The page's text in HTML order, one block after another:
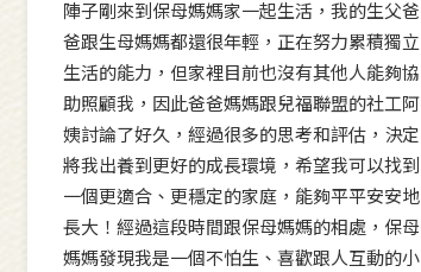
陣子剛來到保母媽媽家一起生活，我的生父爸
爸跟生母媽媽都還很年輕，正在努力累積獨立
生活的能力，但家裡目前也沒有其他人能夠協
助照顧我，因此爸爸媽媽跟兒福聯盟的社工阿
姨討論了好久，經過很多的思考和評估，決定
將我出養到更好的成長環境，希望我可以找到
一個更適合、更穩定的家庭，能夠平平安安地
長大！經過這段時間跟保母媽媽的相處，保母
媽媽發現我是一個不怕生、喜歡跟人互動的小